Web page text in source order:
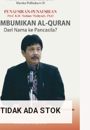
TIDAK ADA STOK